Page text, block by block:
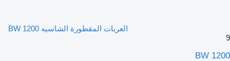
العربات المقطورة الشاسيه BW 1200
9
BW 1200